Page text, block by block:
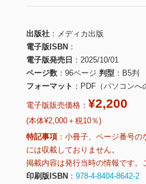
出版社
メディカ出版
電子版ISBN
電子版発売日
2025/10/01
ページ数
96ページ 判型
B5判
フォーマット
PDF（パソコンへ
電子版販売価格： ¥2,200
(本体¥2,000＋税10％)
特記事項
小冊子、ページ番号の
には収載しておりません。
掲載内容は発行当時の情報です。
印刷版ISBN
978-4-8404-8642-2